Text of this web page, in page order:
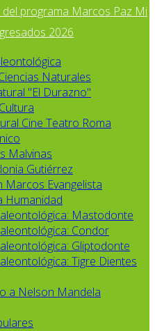
programa Marcos Paz Mi
2026
Naturales
"El Durazno"
Cine Teatro Roma
Malvinas
Gutiérrez
Marcos Evangelista
Humanidad
Mastodonte
Condor
Gliptodonte
Tigre Dientes
a Nelson Mandela